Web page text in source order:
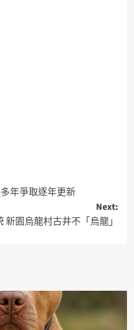
年爭取逐年更新
Next:
園烏龍村古井不「烏龍」